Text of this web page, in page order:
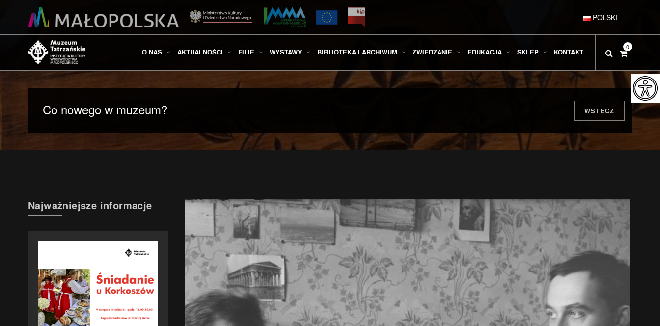
POLSKI
DEUTSCH
ESPAÑOL
РУССКИЙ
中文 (中国)
O NAS AKTUALNOŚCI FILIE WYSTAWY BIBLIOTEKA I ARCHIWUM ZWIEDZANIE EDUKACJA SKLEP KONTAKT
0
Co nowego w muzeum? WSTECZ
Najważniejsze informacje